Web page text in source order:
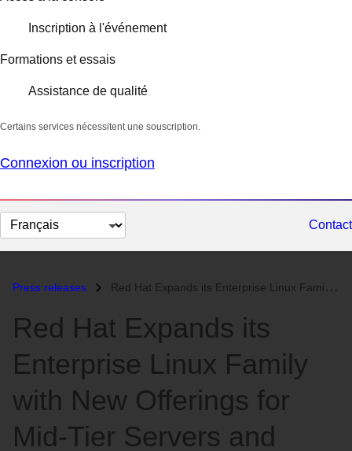
Inscription à l'événement
Formations et essais
Assistance de qualité
Certains services nécessitent une souscription.
Connexion ou inscription
Changer
la
Contact
Press releases Red Hat Expands its Enterprise Linux Family with New Offerings for Mid...
Red Hat Expands its
Enterprise Linux Family
with New Offerings for
Mid-Tier Servers and